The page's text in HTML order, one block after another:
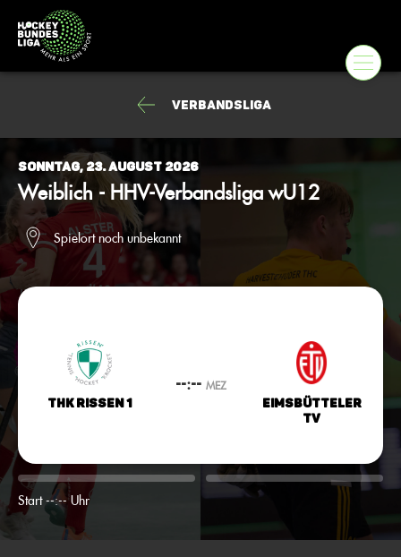
Verbandsliga
Sonntag, 23. August 2026
Weiblich - HHV-Verbandsliga wU12
Spielort noch unbekannt
THK Rissen 1
--:-- MEZ
Eimsbütteler
TV
Start --:-- Uhr